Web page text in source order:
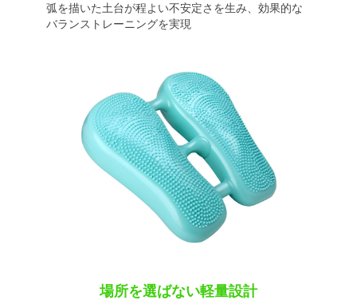
弧を描いた土台が程よい不安定さを生み、効果的な
バランストレーニングを実現
場所を選ばない軽量設計